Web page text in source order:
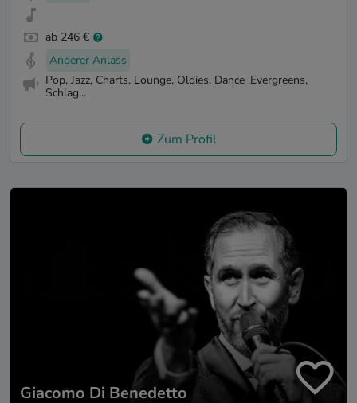
ab 246 €
Anderer Anlass
Pop, Jazz, Charts, Lounge, Oldies, Dance ,Evergreens,
Schlag...
Zum Profil
Giacomo Di Benedetto